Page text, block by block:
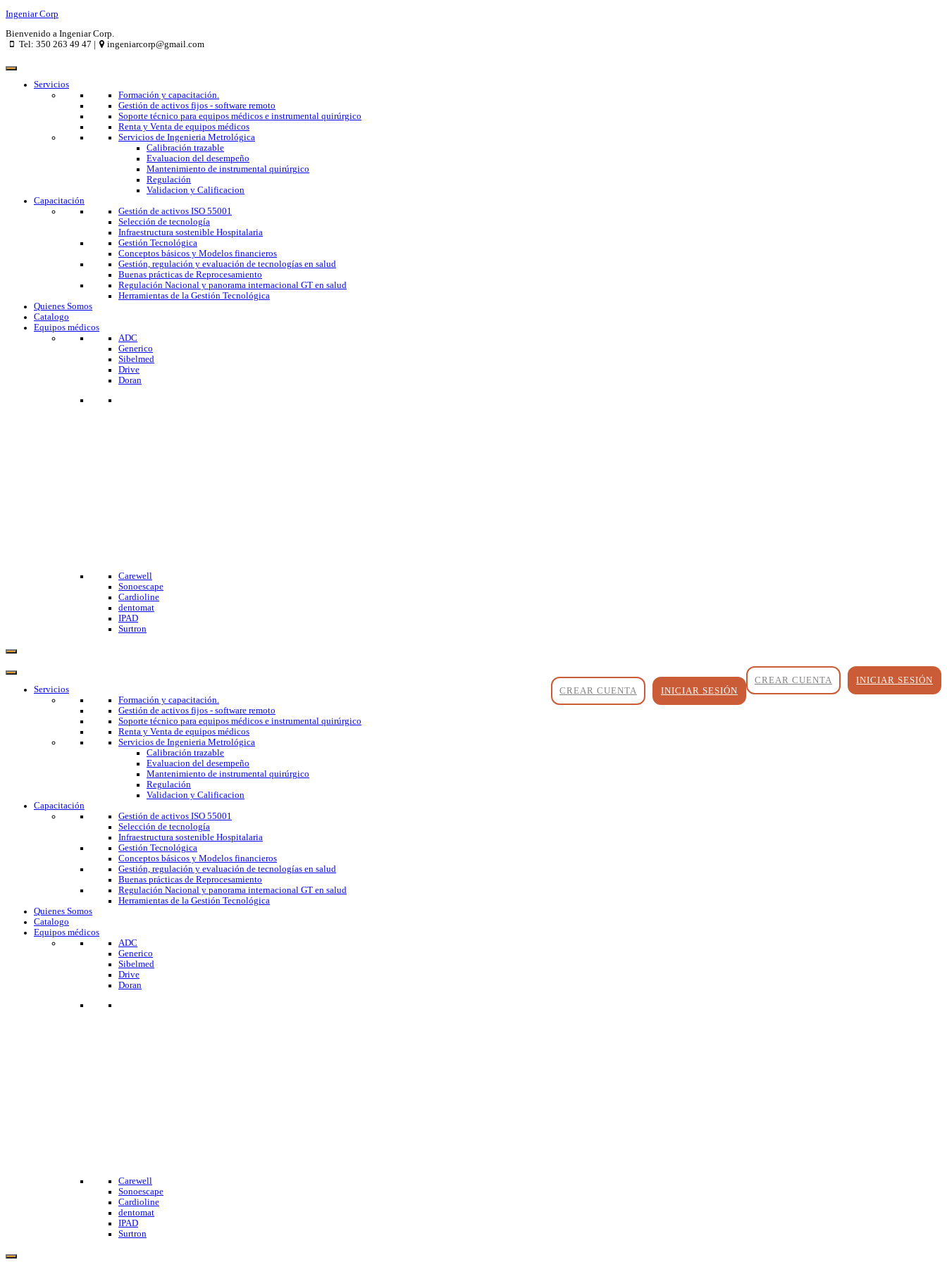
Ingeniar Corp
Bienvenido a Ingeniar Corp.
Tel: 350 263 49 47 |
ingeniarcorp@gmail.com
Servicios
Formación y capacitación.
Gestión de activos fijos - software remoto
Soporte técnico para equipos médicos e instrumental quirúrgico
Renta y Venta de equipos médicos
Servicios de Ingenieria Metrológica
Calibración trazable
Evaluacion del desempeño
Mantenimiento de instrumental quirúrgico
Regulación
Validacion y Calificacion
Capacitación
Gestión de activos ISO 55001
Selección de tecnología
Infraestructura sostenible Hospitalaria
Gestión Tecnológica
Conceptos básicos y Modelos financieros
Gestión, regulación y evaluación de tecnologías en salud
Buenas prácticas de Reprocesamiento
Regulación Nacional y panorama internacional GT en salud
Herramientas de la Gestión Tecnológica
Quienes Somos
Catalogo
Equipos médicos
ADC
Generico
Sibelmed
Drive
Doran
Carewell
Sonoescape
Cardioline
dentomat
IPAD
Surtron
INICIAR SESIÓN
CREAR CUENTA
INICIAR SESIÓN
CREAR CUENTA
Servicios
Formación y capacitación.
Gestión de activos fijos - software remoto
Soporte técnico para equipos médicos e instrumental quirúrgico
Renta y Venta de equipos médicos
Servicios de Ingenieria Metrológica
Calibración trazable
Evaluacion del desempeño
Mantenimiento de instrumental quirúrgico
Regulación
Validacion y Calificacion
Capacitación
Gestión de activos ISO 55001
Selección de tecnología
Infraestructura sostenible Hospitalaria
Gestión Tecnológica
Conceptos básicos y Modelos financieros
Gestión, regulación y evaluación de tecnologías en salud
Buenas prácticas de Reprocesamiento
Regulación Nacional y panorama internacional GT en salud
Herramientas de la Gestión Tecnológica
Quienes Somos
Catalogo
Equipos médicos
ADC
Generico
Sibelmed
Drive
Doran
Carewell
Sonoescape
Cardioline
dentomat
IPAD
Surtron